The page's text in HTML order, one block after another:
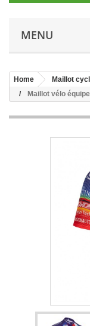
MENU
Home
Maillot
Maillot vélo